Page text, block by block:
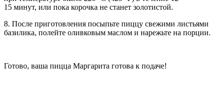
15 минут, или пока корочка не станет золотистой.
8. После приготовления посыпьте пиццу свежими листьями
базилика, полейте оливковым маслом и нарежьте на порции.
Готово, ваша пицца Маргарита готова к подаче!